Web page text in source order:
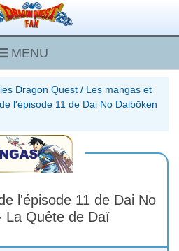
MENU
Dragon Quest / Les mangas et
l'épisode 11 de Dai No Daibōken
l'épisode 11 de Dai No
La Quête de Daï